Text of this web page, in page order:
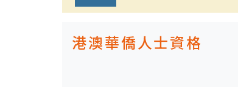
港澳華僑人士資格